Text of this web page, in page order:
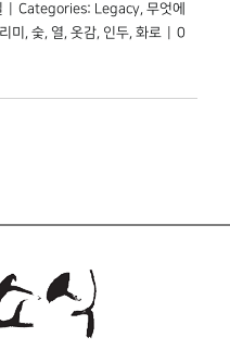
Categories: Legacy, 무엇에
미 , 숯, 열, 옷감, 인두, 화로
0